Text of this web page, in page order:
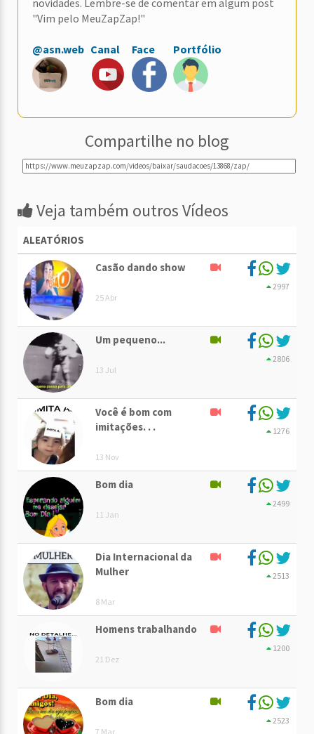
"Vim pelo MeuZapZap!"
@asn.web Canal Face Portfólio
Compartilhe no blog
Veja também outros Vídeos
ALEATÓRIOS
Casão dando show
25 Abr
2997
Um pequeno...
13 Jul
2806
Você é bom com
imitações. . .
13 Nov
1276
Bom dia
11 Jan
2499
Dia Internacional da
Mulher
8 Mar
2513
Homens trabalhando
21 Dez
1200
Bom dia
7 Mar
2523